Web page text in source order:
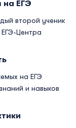
на ЕГЭ
второй ученик
Центра
на ЕГЭ
и навыков